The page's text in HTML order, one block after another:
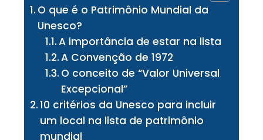
O que é o Patrimônio Mundial da
Unesco?
A importância de estar na lista
A Convenção de 1972
O conceito de “Valor Universal
Excepcional”
10 critérios da Unesco para incluir
um local na lista de patrimônio
mundial